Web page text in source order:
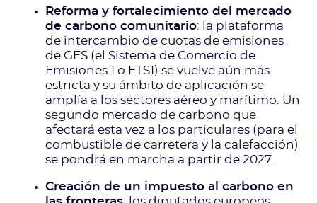
Reforma y fortalecimiento del mercado
de carbono comunitario: la plataforma
de intercambio de cuotas de emisiones
de GES (el Sistema de Comercio de
Emisiones 1 o ETS1) se vuelve aún más
estricta y su ámbito de aplicación se
amplía a los sectores aéreo y marítimo. Un
segundo mercado de carbono que
afectará esta vez a los particulares (para el
combustible de carretera y la calefacción)
se pondrá en marcha a partir de 2027.
Creación de un impuesto al carbono en